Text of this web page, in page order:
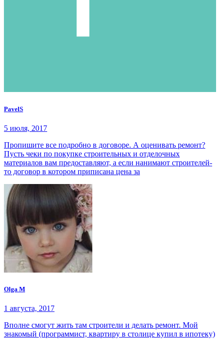
PavelS
5 июля, 2017
Пропишите все подробно в договоре. А оценивать ремонт?
Пусть чеки по покупке строительных и отделочных
материалов вам предоставляют, а если нанимают строителей-
то договор в котором приписана цена за
Olga M
1 августа, 2017
Вполне смогут жить там строители и делать ремонт. Мой
знакомый (программист, квартиру в столице купил в ипотеку)